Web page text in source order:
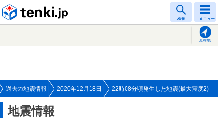
検索 メニュー
現在地
過去の地震情報 2020年12月18日 22時08分頃発生した地震(最大震度2)
地震情報